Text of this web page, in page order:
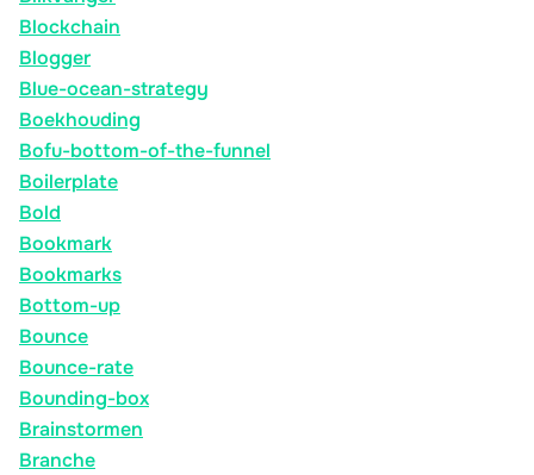
Blockchain
Blogger
Blue-ocean-strategy
Boekhouding
Bofu-bottom-of-the-funnel
Boilerplate
Bold
Bookmark
Bookmarks
Bottom-up
Bounce
Bounce-rate
Bounding-box
Brainstormen
Branche